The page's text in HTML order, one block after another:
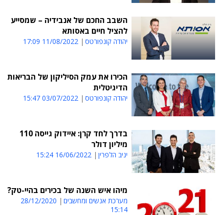
השבב החכם של אנבידיה – שמסייע
להציל חיים באסותא
יהודה קונפורטס 11/08/2022 17:09
הכירו את עמק הסיליקון של הבריאות
הדיגיטלית
יהודה קונפורטס 03/07/2022 15:47
בדרך לחד קרן: איידוק גייסה 110
מיליון דולר
יניב הלפרין 16/06/2022 15:24
מיהו איש השנה של בכירים בהיי-טק?
מערכת אנשים ומחשבים
28/12/2020
15:14